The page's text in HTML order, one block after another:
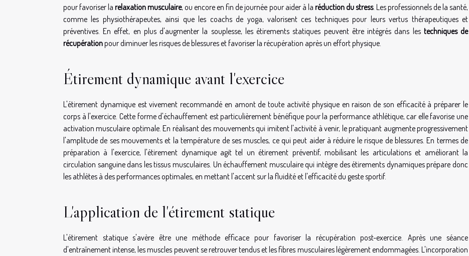
pour favoriser larelaxation musculaire, ou encore en fin de journée pour aider à la réduction du stress. Les professionnels de la santé,
comme les physiothérapeutes, ainsi que les coachs de yoga, valorisent ces techniques pour leurs vertus thérapeutiques et
préventives. En effet, en plus d'augmenter la souplesse, les étirements statiques peuvent être intégrés dans les techniques de
récupérationpour diminuer les risques de blessures et favoriser la récupération après un effort physique.
Étirement dynamique avant l'exercice
L'étirement dynamique est vivement recommandé en amont de toute activité physique en raison de son efficacité à préparer le
corps à l'exercice. Cette forme d'échauffement est particulièrement bénéfique pour la performance athlétique, car elle favorise une
activation musculaire optimale. En réalisant des mouvements qui imitent l'activité à venir, le pratiquant augmente progressivement
l'amplitude de ses mouvements et la température de ses muscles, ce qui peut aider à réduire le risque de blessures. En termes de
préparation à l'exercice, l'étirement dynamique agit tel un étirement préventif, mobilisant les articulations et améliorant la
circulation sanguine dans les tissus musculaires. Un échauffement musculaire qui intègre des étirements dynamiques prépare donc
les athlètes à des performances optimales, en mettant l'accent sur la fluidité et l'efficacité du geste sportif.
L'application de l'étirement statique
L'étirement statique s'avère être une méthode efficace pour favoriser la récupération post-exercice. Après une séance
d'entraînement intense, les muscles peuvent se retrouver tendus et les fibres musculaires légèrement endommagées. L'incorporation